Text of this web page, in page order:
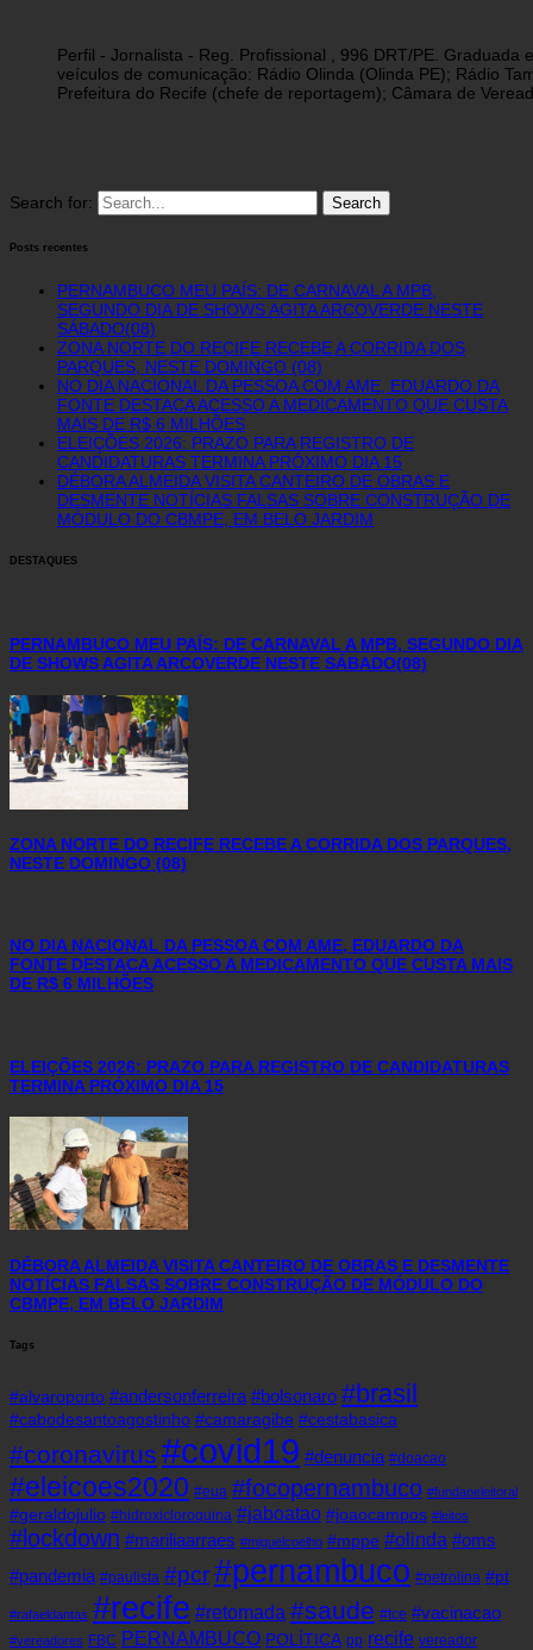
Perfil - Jornalista - Reg. Profissional , 996 DRT/PE.
veículos de comunicação: Rádio Olinda (Olinda PE); Rádio
Prefeitura do Recife (chefe de reportagem); Câmara de
Search for:
Posts recentes
PERNAMBUCO MEU PAÍS: DE CARNAVAL A MPB,
SEGUNDO DIA DE SHOWS AGITA ARCOVERDE NESTE
SÁBADO(08)
ZONA NORTE DO RECIFE RECEBE A CORRIDA DOS
PARQUES, NESTE DOMINGO (08)
NO DIA NACIONAL DA PESSOA COM AME, EDUARDO DA
FONTE DESTACA ACESSO A MEDICAMENTO QUE CUSTA
MAIS DE R$ 6 MILHÕES
ELEIÇÕES 2026: PRAZO PARA REGISTRO DE
CANDIDATURAS TERMINA PRÓXIMO DIA 15
DÉBORA ALMEIDA VISITA CANTEIRO DE OBRAS E
DESMENTE NOTÍCIAS FALSAS SOBRE CONSTRUÇÃO DE
MÓDULO DO CBMPE, EM BELO JARDIM
DESTAQUES
PERNAMBUCO MEU PAÍS: DE CARNAVAL A MPB, SEGUNDO DIA
DE SHOWS AGITA ARCOVERDE NESTE SÁBADO(08)
ZONA NORTE DO RECIFE RECEBE A CORRIDA DOS PARQUES,
NESTE DOMINGO (08)
NO DIA NACIONAL DA PESSOA COM AME, EDUARDO DA
FONTE DESTACA ACESSO A MEDICAMENTO QUE CUSTA MAIS
DE R$ 6 MILHÕES
ELEIÇÕES 2026: PRAZO PARA REGISTRO DE CANDIDATURAS
TERMINA PRÓXIMO DIA 15
DÉBORA ALMEIDA VISITA CANTEIRO DE OBRAS E DESMENTE
NOTÍCIAS FALSAS SOBRE CONSTRUÇÃO DE MÓDULO DO
CBMPE, EM BELO JARDIM
Tags
#alvaroporto #andersonferreira #bolsonaro #brasil
#cabodesantoagostinho #camaragibe #cestabasica
#coronavirus #covid19 #denuncia #doacao
#eleicoes2020 #eua #focopernambuco #fundaoeleitoral
#geraldojulio #hidroxicloroquina #jaboatao #joaocampos #leitos
#lockdown #mariliaarraes #miguelcoelho #mppe #olinda #oms
#pandemia #paulista #pcr#pernambuco #petrolina #pt
#rafaeldantas #recife #retomada #saude #tce #vacinacao
#vereadores FBC PERNAMBUCO POLÍTICA pp recife vereador